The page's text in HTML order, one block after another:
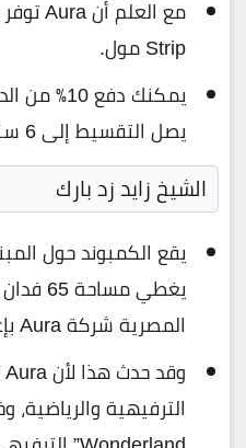
Strip مول.
يمكنك
يصل التقسيط إلى 6 سنوات.
الشيخ زايد زد بارك
يغطي
المصرية شركة Aura بإعادة تطويره.